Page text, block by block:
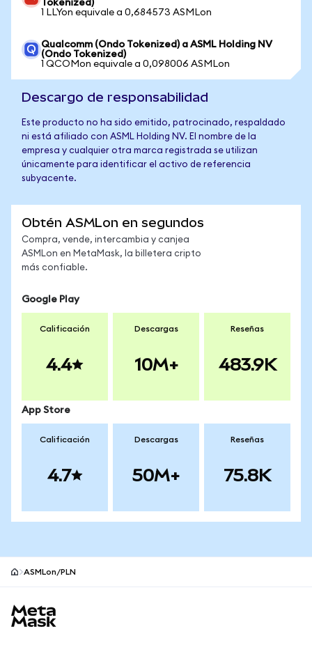
Tokenized)
1 LLYon equivale a 0,684573 ASMLon
Qualcomm (Ondo Tokenized) a ASML Holding NV
(Ondo Tokenized)
1 QCOMon equivale a 0,098006 ASMLon
Descargo de responsabilidad
Este producto no ha sido emitido, patrocinado, respaldado
ni está afiliado con ASML Holding NV. El nombre de la
empresa y cualquier otra marca registrada se utilizan
únicamente para identificar el activo de referencia
subyacente.
Obtén ASMLon en segundos
Compra, vende, intercambia y canjea
ASMLon en MetaMask, la billetera cripto
más confiable.
Google Play
Calificación
4.4
Descargas
10M+
Reseñas
483.9K
App Store
Calificación
4.7
Descargas
50M+
Reseñas
75.8K
ASMLon/PLN